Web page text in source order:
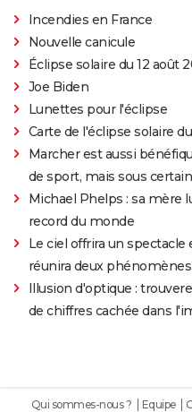
Incendies en France
Nouvelle canicule
Éclipse solaire du 12 août
Joe Biden
Lunettes pour l'éclipse
Carte de l'éclipse solaire
Marcher est aussi
de sport, mais sous
Michael Phelps : sa mère
record du monde
Le ciel offrira un
réunira deux
Illusion d'optique :
de chiffres cachée dans
Qui sommes-nous ? Equipe